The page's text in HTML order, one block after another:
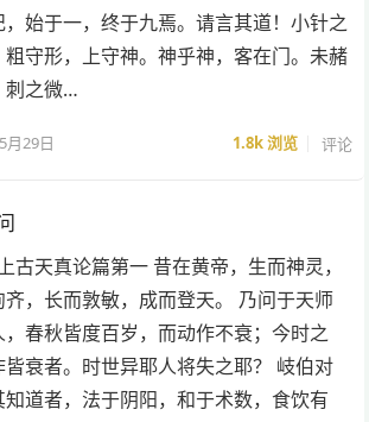
始于一，终于九焉。请言其道！小针之
守形，上守神。神乎神，客在门。未赭
刺之微…
月29日 1.8k浏览 评论
天真论篇第一 昔在黄帝，生而神灵，
，长而敦敏，成而登天。 乃问于天师
春秋皆度百岁，而动作不衰；今时之
衰者。时世异耶人将失之耶？ 岐伯对
道者，法于阴阳，和于术数，食饮有